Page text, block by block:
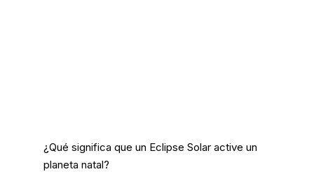
¿Qué significa que un Eclipse Solar active un
planeta natal?